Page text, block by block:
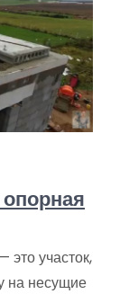
участок,
на несущие